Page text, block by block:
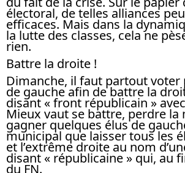
électoral, de telles alliances
efficaces. Mais dans la
la lutte des classes, cela ne
rien.
Battre la droite !
Dimanche, il faut partout voter
de gauche afin de battre la
disant « front républicain »
Mieux vaut se battre, perdre la
gagner quelques élus de
municipal que laisser tous les
et l’extrême droite au nom
disant « républicaine » qui, au
du FN.